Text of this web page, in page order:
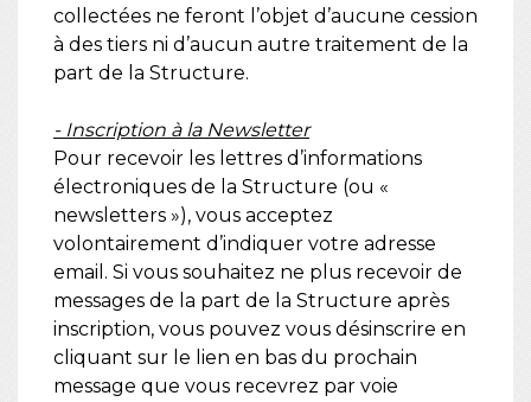
collectées ne feront l’objet d’aucune cession
à des tiers ni d’aucun autre traitement de la
part de la Structure.
- Inscription à la Newsletter
Pour recevoir les lettres d’informations
électroniques de la Structure (ou «
newsletters »), vous acceptez
volontairement d’indiquer votre adresse
email. Si vous souhaitez ne plus recevoir de
messages de la part de la Structure après
inscription, vous pouvez vous désinscrire en
cliquant sur le lien en bas du prochain
message que vous recevrez par voie